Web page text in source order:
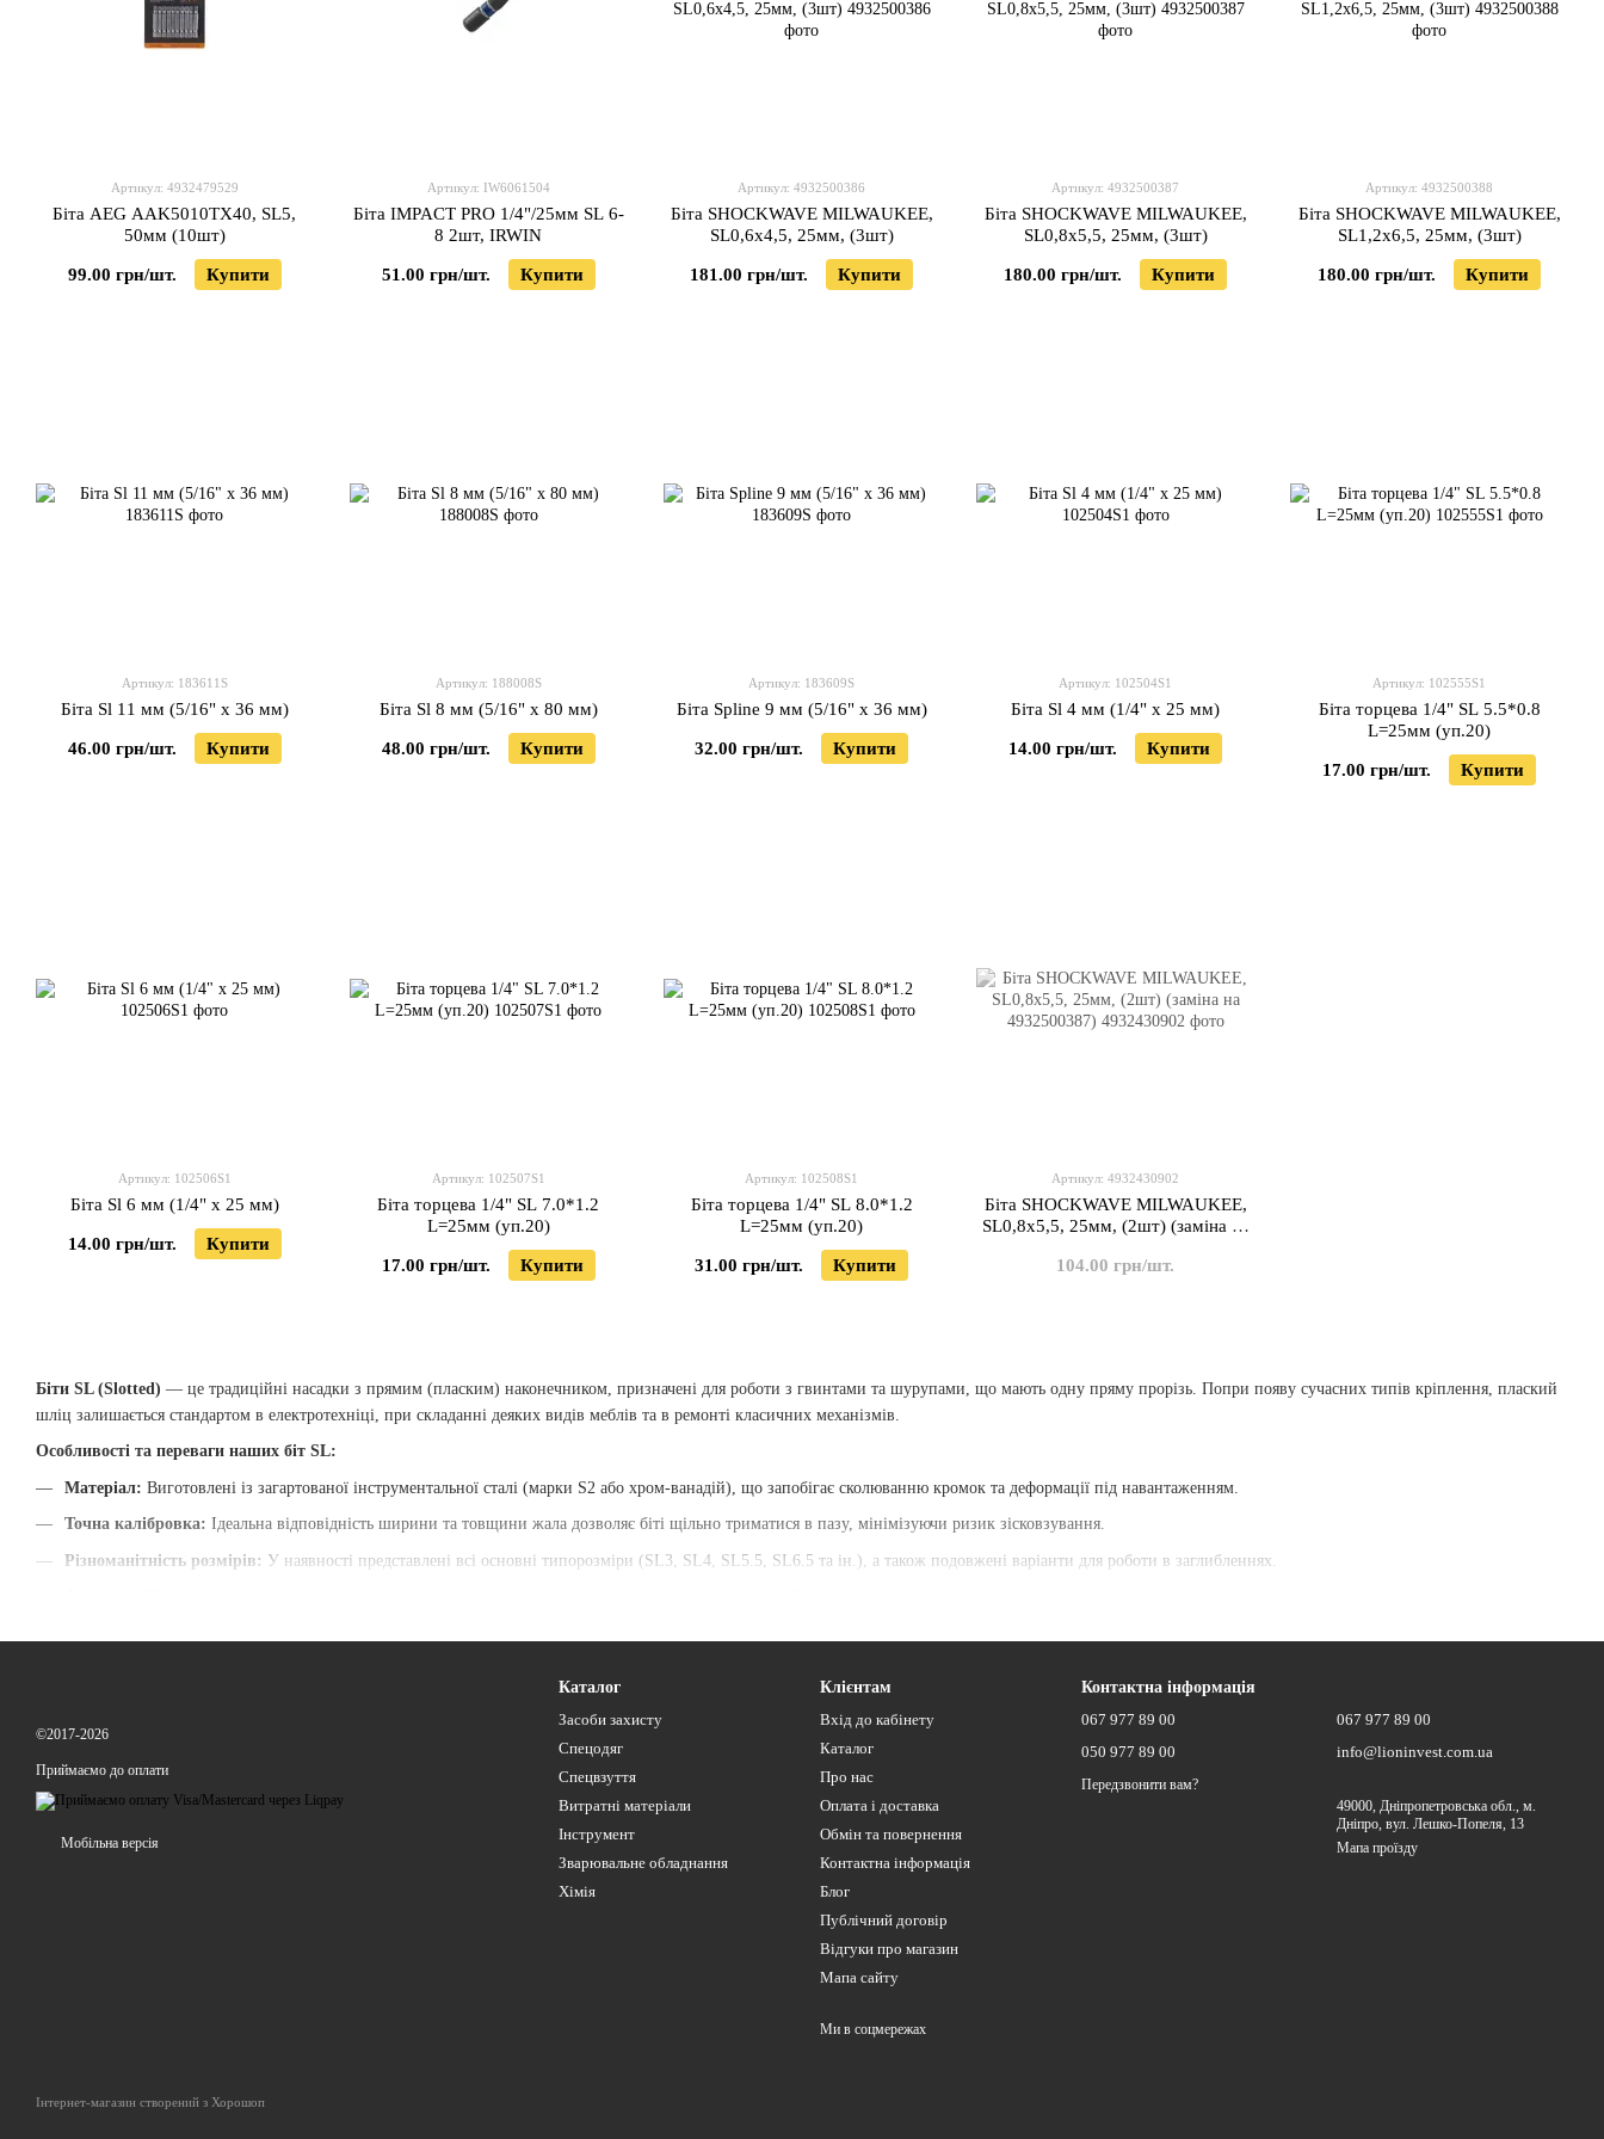
Біти SL (Slotted) — це традиційні насадки з прямим (пласким) наконечником, призначені для роботи з гвинтами та шурупами, що мають одну пряму прорізь. Попри появу сучасних типів кріплення, плаский
шліц залишається стандартом в електротехніці, при складанні деяких видів меблів та в ремонті класичних механізмів.
Особливості та переваги наших біт SL:
Матеріал: Виготовлені із загартованої інструментальної сталі (марки S2 або хром-ванадій), що запобігає сколюванню кромок та деформації під навантаженням.
Точна калібровка: Ідеальна відповідність ширини та товщини жала дозволяє біті щільно триматися в пазу, мінімізуючи ризик зісковзування.
Різноманітність розмірів: У наявності представлені всі основні типорозміри (SL3, SL4, SL5.5, SL6.5 та ін.), а також подовжені варіанти для роботи в заглибленнях.
Артикул: 4932479529
Біта AEG AAK5010TX40, SL5,
50мм (10шт)
99.00 грн/шт. Купити
Артикул: IW6061504
Біта IMPACT PRO 1/4"/25мм SL 6-
8 2шт, IRWIN
51.00 грн/шт. Купити
Артикул: 4932500386
Біта SHOCKWAVE MILWAUKEE,
SL0,6x4,5, 25мм, (3шт)
181.00 грн/шт. Купити
Артикул: 4932500387
Біта SHOCKWAVE MILWAUKEE,
SL0,8x5,5, 25мм, (3шт)
180.00 грн/шт. Купити
Артикул: 4932500388
Біта SHOCKWAVE MILWAUKEE,
SL1,2x6,5, 25мм, (3шт)
180.00 грн/шт. Купити
Артикул: 183611S
Біта Sl 11 мм (5/16" х 36 мм)
46.00 грн/шт. Купити
Артикул: 188008S
Біта Sl 8 мм (5/16" х 80 мм)
48.00 грн/шт. Купити
Артикул: 183609S
Біта Spline 9 мм (5/16" х 36 мм)
32.00 грн/шт. Купити
Артикул: 102504S1
Біта Sl 4 мм (1/4" х 25 мм)
14.00 грн/шт. Купити
Артикул: 102555S1
Біта торцева 1/4" SL 5.5*0.8
L=25мм (уп.20)
17.00 грн/шт. Купити
Артикул: 102506S1
Біта Sl 6 мм (1/4" х 25 мм)
14.00 грн/шт. Купити
Артикул: 102507S1
Біта торцева 1/4" SL 7.0*1.2
L=25мм (уп.20)
17.00 грн/шт. Купити
Артикул: 102508S1
Біта торцева 1/4" SL 8.0*1.2
L=25мм (уп.20)
31.00 грн/шт. Купити
Артикул: 4932430902
Біта SHOCKWAVE MILWAUKEE,
SL0,8x5,5, 25мм, (2шт) (заміна на
104.00 грн/шт.
©2017-2026
Приймаємо до оплати
Мобільна версія
Інтернет-магазин створений з Хорошоп
Каталог
Засоби захисту
Спецодяг
Спецвзуття
Витратні матеріали
Інструмент
Зварювальне обладнання
Хімія
Клієнтам
Вхід до кабінету
Каталог
Про нас
Оплата і доставка
Обмін та повернення
Контактна інформація
Блог
Публічний договір
Відгуки про магазин
Мапа сайту
Ми в соцмережах
Контактна інформація
067 977 89 00
050 977 89 00
Передзвонити вам?
067 977 89 00
info@lioninvest.com.ua
49000, Дніпропетровська обл., м.
Дніпро, вул. Лешко-Попеля, 13
Мапа проїзду